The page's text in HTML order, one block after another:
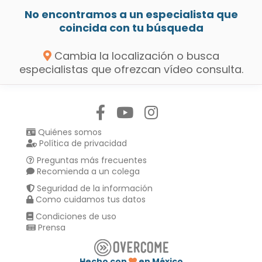
No encontramos a un especialista que
coincida con tu búsqueda
Cambia la localización o busca
especialistas que ofrezcan vídeo consulta.
Quiénes somos
Política de privacidad
Preguntas más frecuentes
Recomienda a un colega
Seguridad de la información
Como cuidamos tus datos
Condiciones de uso
Prensa